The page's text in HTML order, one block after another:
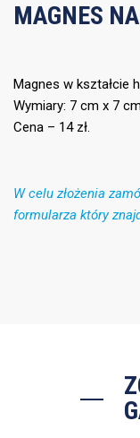
MAGNES
Magnes w kształcie
Wymiary: 7 cm x 7 cm
Cena – 14 zł.
W celu złożenia
formularza który